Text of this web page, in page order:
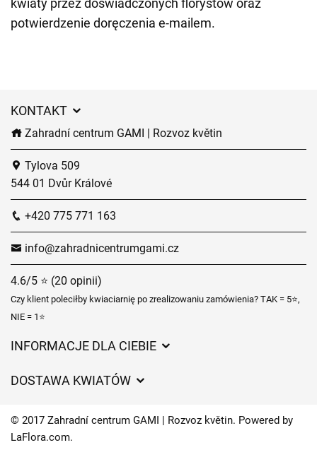
kwiaty przez doświadczonych florystów oraz
potwierdzenie doręczenia e-mailem.
KONTAKT
Zahradní centrum GAMI | Rozvoz květin
Tylova 509
544 01 Dvůr Králové
+420 775 771 163
info@zahradnicentrumgami.cz
4.6/5 ⭐ (20 opinii)
Czy klient poleciłby kwiaciarnię po zrealizowaniu zamówienia? TAK = 5⭐,
NIE = 1⭐
INFORMACJE DLA CIEBIE
Czasy dostawy kwiatów – przegląd możliwości
DOSTAWA KWIATÓW
Gdzie dostarczamy kwiaty
© 2017 Zahradní centrum GAMI | Rozvoz květin. Powered by
LaFlora.com.